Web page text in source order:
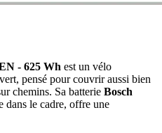
- 625 Wh est un vélo
pensé pour couvrir aussi bien
chemins. Sa batterie Bosch
dans le cadre, offre une